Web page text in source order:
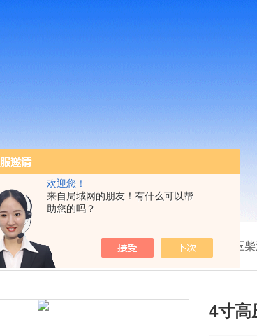
欢迎您！
来自局域网的朋友！有什么可以帮
助您的吗？
我的位置：首页 产品展示 高压
4寸高